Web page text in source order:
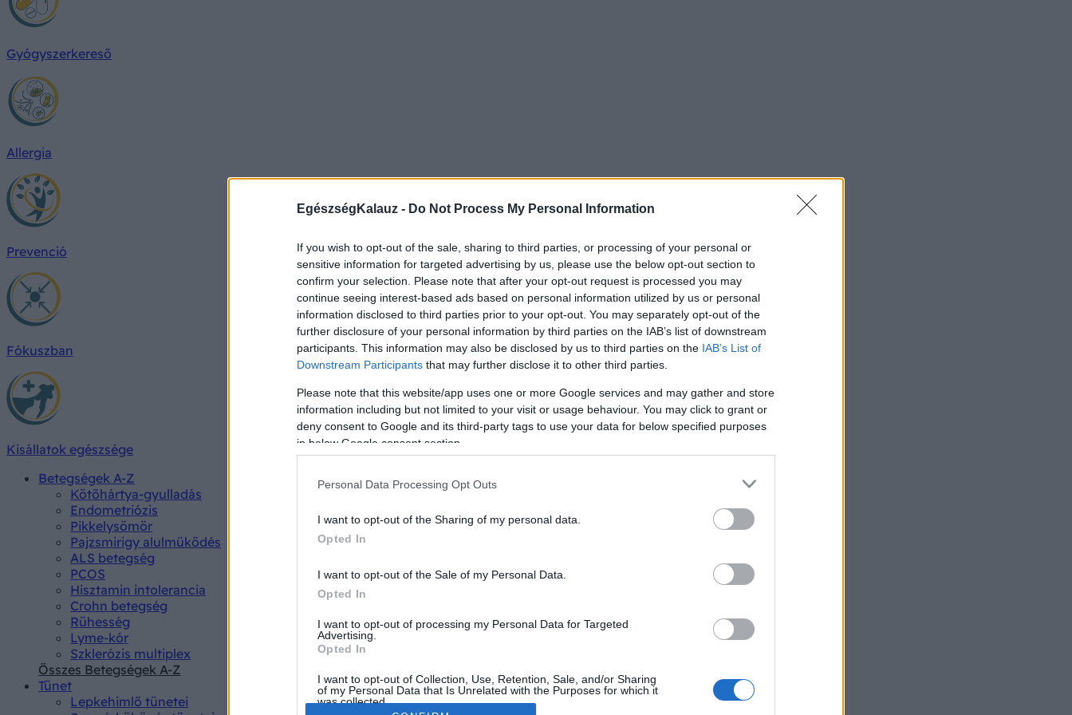
EgészségKalauz - Do Not Process My Personal Information
If you wish to opt-out of the sale, sharing to third parties, or processing of your personal or
sensitive information for targeted advertising by us, please use the below opt-out section to
confirm your selection. Please note that after your opt-out request is processed you may
continue seeing interest-based ads based on personal information utilized by us or personal
information disclosed to third parties prior to your opt-out. You may separately opt-out of the
further disclosure of your personal information by third parties on the IAB’s list of downstream
participants. This information may also be disclosed by us to third parties on the IAB’s List of
Downstream Participants that may further disclose it to other third parties.
Please note that this website/app uses one or more Google services and may gather and store
information including but not limited to your visit or usage behaviour. You may click to grant or
deny consent to Google and its third-party tags to use your data for below specified purposes
in below Google consent section.
Personal Data Processing Opt Outs
I want to opt-out of the Sharing of my personal data.
Opted In
I want to opt-out of the Sale of my Personal Data.
Opted In
I want to opt-out of processing my Personal Data for Targeted
Advertising.
Opted In
I want to opt-out of Collection, Use, Retention, Sale, and/or Sharing
of my Personal Data that Is Unrelated with the Purposes for which it
was collected.
Gyógyszerkereső
Allergia
Prevenció
Fókuszban
Kisállatok egészsége
Betegségek A-Z
Kötőhártya-gyulladás
Endometriózis
Pikkelysömör
Pajzsmirigy alulműködés
ALS betegség
PCOS
Hisztamin intolerancia
Crohn betegség
Rühesség
Lyme-kór
Szklerózis multiplex
Összes Betegségek A-Z
Tünet
Lepkehimlő tünetei